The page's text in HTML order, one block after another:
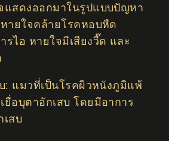
แสดงออกมาในรูปแบบปัญหา
ายใจคล้ายโรคหอบหืด
รไอ หายใจมีเสียงวี๊ด และ
: แมวที่เป็นโรคผิวหนังภูมิแพ้
ยื่อบุตาอักเสบ โดยมีอาการ
สบ